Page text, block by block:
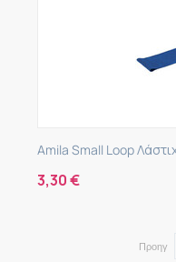
Amila Small Loop
3,30€
Προηγ